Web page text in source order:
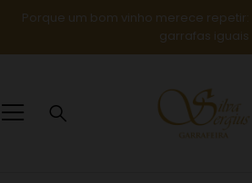
Porque um bom vinho merece repetir:
garrafas iguais